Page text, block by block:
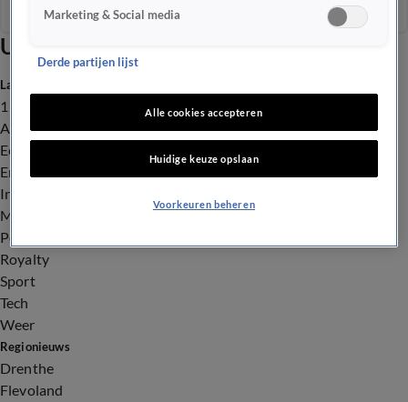
Uitzendingen
Seizoen 2026
Laatste nieuws
112
Advies & Tips
Economie
Entertainment
Infrastructuur
Milieu en Gezondheid
Politiek
Royalty
Sport
Tech
Weer
Regionieuws
Drenthe
Flevoland
Marketing & Social media
Derde partijen lijst
Alle cookies accepteren
Huidige keuze opslaan
Voorkeuren beheren